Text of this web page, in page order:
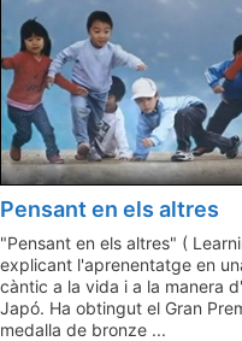
Pensant en els altres
"Pensant en els altres" (
explicant l'aprenentatge en
càntic a la vida i a la manera
Japó. Ha obtingut el Gran
medalla de bronze ...